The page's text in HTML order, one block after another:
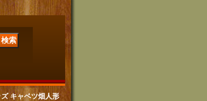
キャベツ畑人形